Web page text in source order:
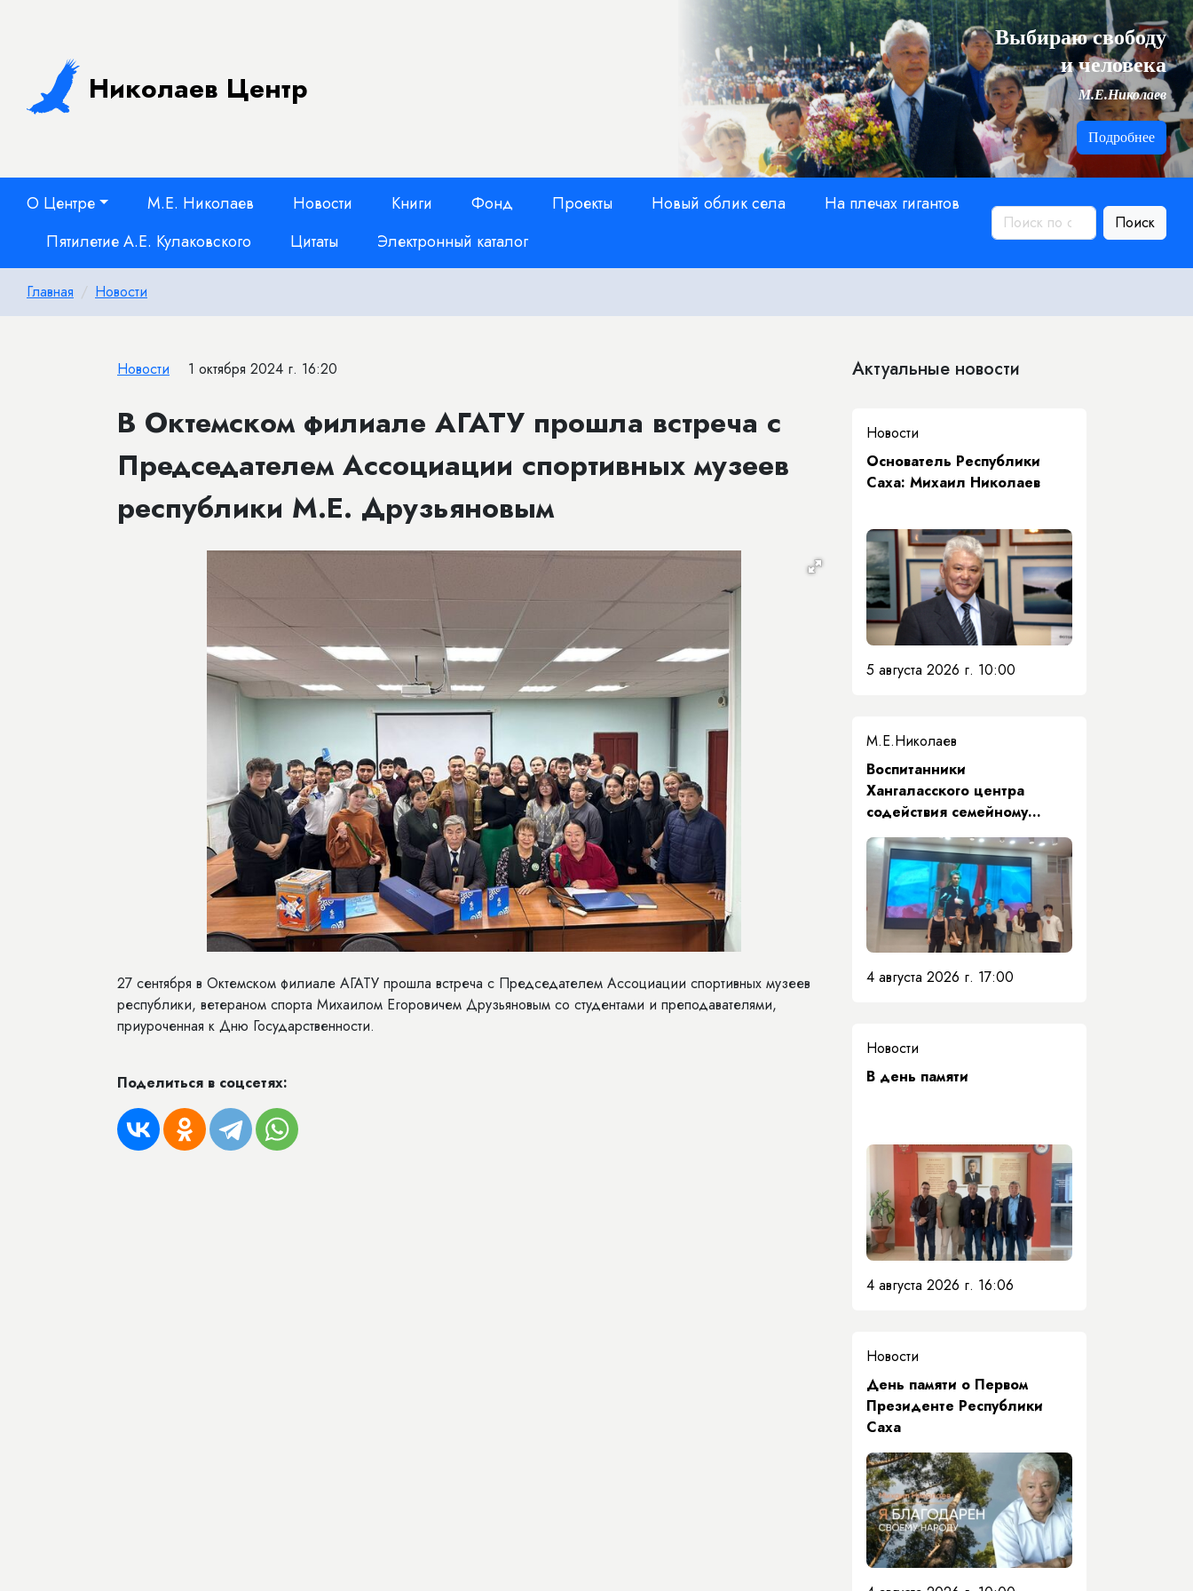
Николаев Центр
Выбираю свободу
и человека
М.Е.Николаев
Подробнее
О Центре М.Е. Николаев Новости Книги Фонд Проекты Новый облик села
На плечах гигантов
Пятилетие А.Е. Кулаковского
Цитаты Электронный каталог
Поиск
Главная Новости
Новости 1 октября 2024 г. 16:20
В Октемском филиале АГАТУ прошла встреча с
Председателем Ассоциации спортивных музеев
республики М.Е. Друзьяновым
27 сентября в Октемском филиале АГАТУ прошла встреча с Председателем Ассоциации спортивных музеев
республики, ветераном спорта Михаилом Егоровичем Друзьяновым со студентами и преподавателями,
приуроченная к Дню Государственности.
Поделиться в соцсетях:
Актуальные новости
Новости
Основатель Республики
Саха: Михаил Николаев
5 августа 2026 г. 10:00
М.Е.Николаев
​Воспитанники
Хангаласского центра
содействия семейному
воспитанию почтили память
Первого Президента Якутии
4 августа 2026 г. 17:00
Новости
​В день памяти
4 августа 2026 г. 16:06
Новости
День памяти о Первом
Президенте Республики
Саха